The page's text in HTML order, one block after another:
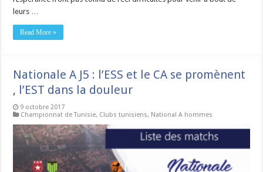
leurs …
Read More »
Nationale A J5 : l’ESS et le CA se promènent
, l’EST dans la douleur
9 octobre 2017
Championnat de Tunisie, Clubs tunisiens, National A hommes